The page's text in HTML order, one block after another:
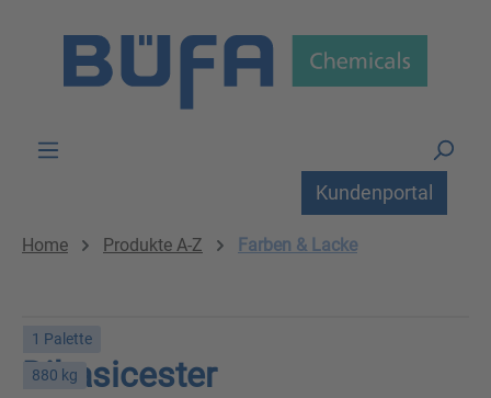
Kundenportal
Home Produkte A-Z Farben & Lacke
1 Palette
880 kg
Dibasicester